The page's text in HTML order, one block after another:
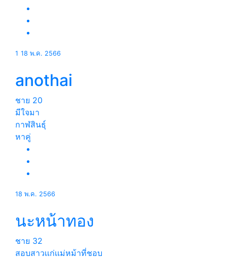
1 18 พ.ค. 2566
anothai
ชาย 20
มีใจมา
กาฬสินธุ์
หาคู่
18 พ.ค. 2566
นะหน้าทอง
ชาย 32
สอบสาวเเก่เเม่หม้าที่ชอบ